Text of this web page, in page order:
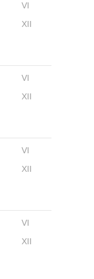
VI
XII
VI
XII
VI
XII
VI
XII